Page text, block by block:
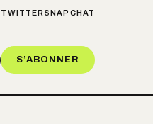
TWITTER SNAPCHAT
S’ABONNER